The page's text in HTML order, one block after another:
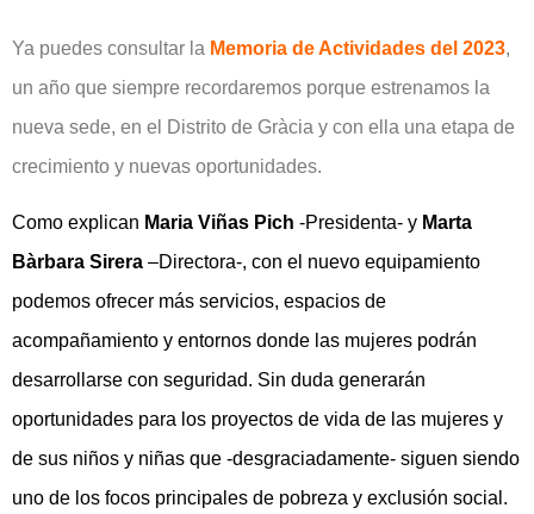
Ya puedes consultar la Memoria de Actividades del 2023,
un año que siempre recordaremos porque estrenamos la
nueva sede, en el Distrito de Gràcia y con ella una etapa de
crecimiento y nuevas oportunidades.
Como explican Maria Viñas Pich -Presidenta- y Marta
Bàrbara Sirera –Directora-, con el nuevo equipamiento
podemos ofrecer más servicios, espacios de
acompañamiento y entornos donde las mujeres podrán
desarrollarse con seguridad. Sin duda generarán
oportunidades para los proyectos de vida de las mujeres y
de sus niños y niñas que -desgraciadamente- siguen siendo
uno de los focos principales de pobreza y exclusión social.